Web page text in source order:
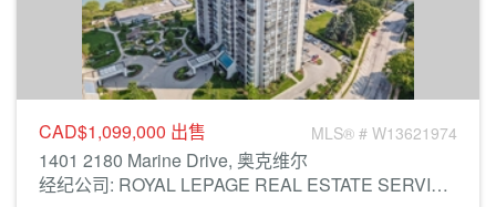
CAD$1,099,000 出售 MLS® # W13621974
1401 2180 Marine Drive, 奥克维尔
经纪公司: ROYAL LEPAGE REAL ESTATE SERVICES LTD.